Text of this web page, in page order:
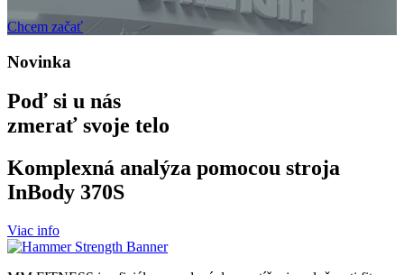
Chcem začať
Novinka
Poď si u nás
zmerať svoje telo
Komplexná analýza pomocou stroja
InBody 370S
Viac info